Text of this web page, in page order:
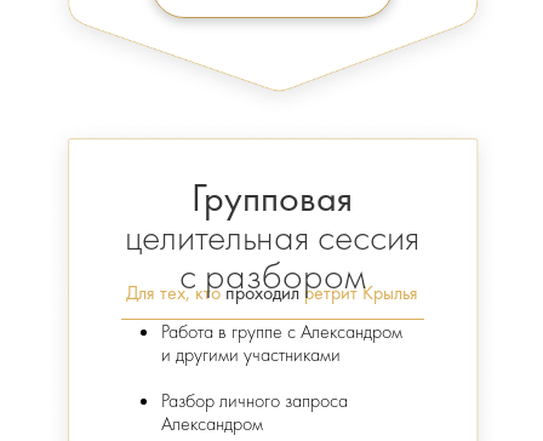
Работа в группе с Александром
и другими участниками
Разбор личного запроса
Александром
Для тех, ктопроходилретрит Крылья
Групповая
целительная сессия
с разбором